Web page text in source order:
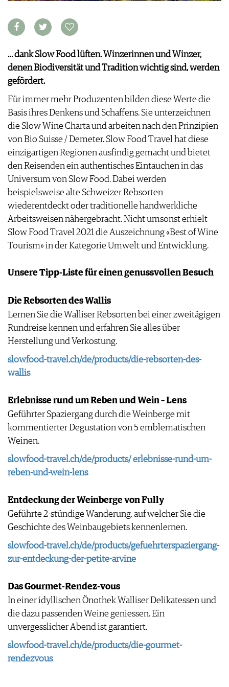
KLARTEXT
EXTRAS
ABO
AUSGABE
ARCHIV
VIDEOS
BILDSTRECKEN
NEWS
WEINWIRTSCHAFT
PORTRAITS
VINOPHILES
ARCHIV
ANMELDEN
AWARDS
NEWSLETTER
JOBS
… dank Slow Food lüften. Winzerinnen und Winzer,
denen Biodiversität und Tradition wichtig sind, werden
gefördert.
Für immer mehr Produzenten bilden diese Werte die
Basis ihres Denkens und Schaffens. Sie unterzeichnen
die Slow Wine Charta und arbeiten nach den Prinzipien
von Bio Suisse / Demeter. Slow Food Travel hat diese
einzigartigen Regionen ausfindig gemacht und bietet
den Reisenden ein authentisches Eintauchen in das
Universum von Slow Food. Dabei werden
beispielsweise alte Schweizer Rebsorten
wiederentdeckt oder traditionelle handwerkliche
Arbeitsweisen nähergebracht. Nicht umsonst erhielt
Slow Food Travel 2021 die Auszeichnung «Best of Wine
Tourism» in der Kategorie Umwelt und Entwicklung.
Unsere Tipp-Liste für einen genussvollen Besuch
Die Rebsorten des Wallis
Lernen Sie die Walliser Rebsorten bei einer zweitägigen
Rundreise kennen und erfahren Sie alles über
Herstellung und Verkostung.
slowfood-travel.ch/de/products/die-rebsorten-des-
wallis
Erlebnisse rund um Reben und Wein – Lens
Geführter Spaziergang durch die Weinberge mit
kommentierter Degustation von 5 emblematischen
Weinen.
slowfood-travel.ch/de/products/ erlebnisse-rund-um-
reben-und-wein-lens
Entdeckung der Weinberge von Fully
Geführte 2-stündige Wanderung, auf welcher Sie die
Geschichte des Weinbaugebiets kennenlernen.
slowfood-travel.ch/de/products/gefuehrterspaziergang-
zur-entdeckung-der-petite-arvine
Das Gourmet-Rendez-vous
In einer idyllischen Önothek Walliser Delikatessen und
die dazu passenden Weine geniessen. Ein
unvergesslicher Abend ist garantiert.
slowfood-travel.ch/de/products/die-gourmet-
rendezvous